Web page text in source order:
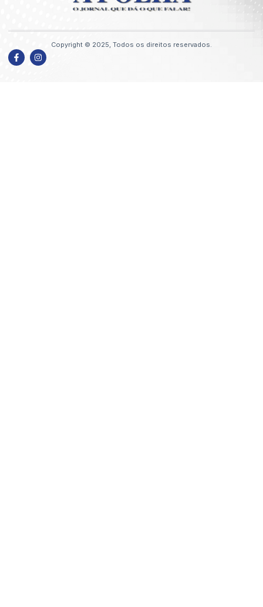
Copyright © 2025, Todos os direitos reservados.